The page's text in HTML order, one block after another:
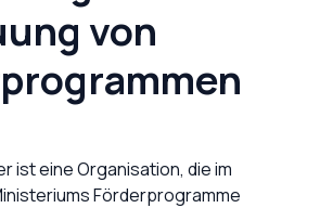
von
ist eine Organisation, die im
Förderprogramme